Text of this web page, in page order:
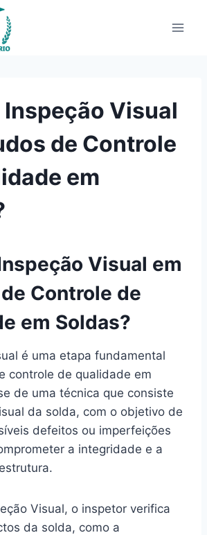
Inspeção Visual
de Controle
em
Visual em
Controle de
em Soldas?
é uma etapa fundamental
controle de qualidade em
de uma técnica que consiste
da solda, com o objetivo de
defeitos ou imperfeições
a integridade e a
Visual, o inspetor verifica
da solda, como a